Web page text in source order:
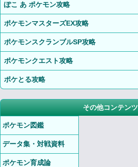
ぽこ あ ポケモン攻略
ポケモンマスターズEX攻略
ポケモンスクランブルSP攻略
ポケモンクエスト攻略
ポケとる攻略
その他コンテンツ
ポケモン図鑑
データ集・対戦資料
ポケモン育成論